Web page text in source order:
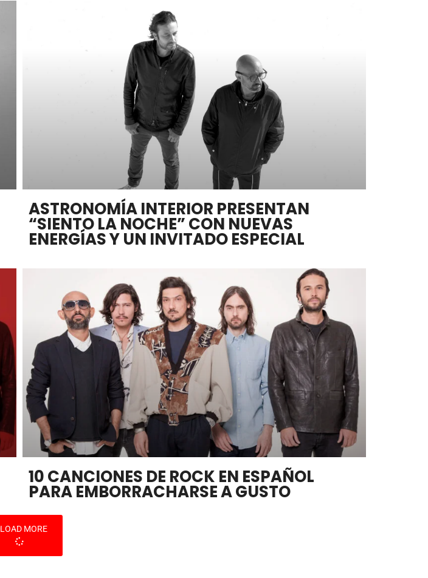
ASTRONOMÍA INTERIOR PRESENTAN
“SIENTO LA NOCHE” CON NUEVAS
ENERGÍAS Y UN INVITADO ESPECIAL
10 CANCIONES DE ROCK EN ESPAÑOL
PARA EMBORRACHARSE A GUSTO
LOAD MORE